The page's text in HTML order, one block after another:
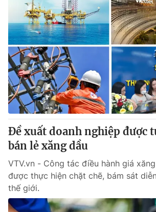
Đề xuất doanh nghiệp được
bán lẻ xăng dầu
VTV.vn - Công tác điều hành giá
được thực hiện chặt chẽ, bám sát
thế giới.